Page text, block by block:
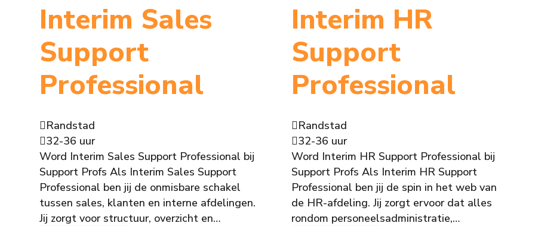
Interim Sales
Support
Professional
Randstad
32-36 uur
Word Interim Sales Support Professional bij
Support Profs Als Interim Sales Support
Professional ben jij de onmisbare schakel
tussen sales, klanten en interne afdelingen.
Jij zorgt voor structuur, overzicht en…
Interim HR
Support
Professional
Randstad
32-36 uur
Word Interim HR Support Professional bij
Support Profs Als Interim HR Support
Professional ben jij de spin in het web van
de HR-afdeling. Jij zorgt ervoor dat alles
rondom personeelsadministratie,…